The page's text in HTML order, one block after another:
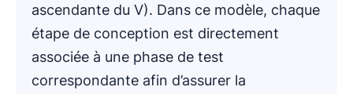
ascendante du V). Dans ce modèle, chaque
étape de conception est directement
associée à une phase de test
correspondante afin d’assurer la